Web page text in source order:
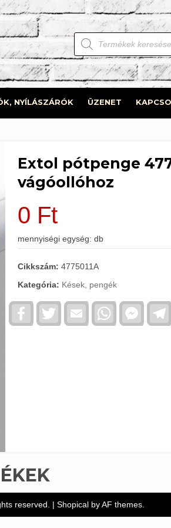
Products
search
NYÍLÁSZÁRÓK ÜZENET
Extol pótpenge
vágóollóhoz
0 Ft
mennyiségi egység: db
Cikkszám:4775011A
Kategória: Kések, pengék
FacebookTwitter Email WhatsApp
reserved. | Shopicalby AF themes.